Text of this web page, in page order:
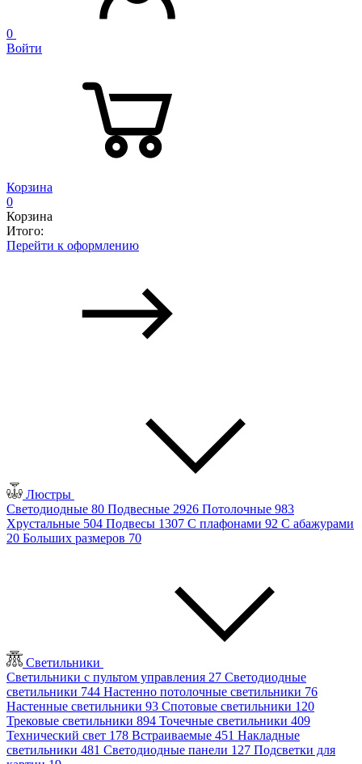
0
Войти
Корзина
0
Корзина
Итого:
Перейти к оформлению
Люстры
Светодиодные 80 Подвесные 2926 Потолочные 983
Хрустальные 504 Подвесы 1307 С плафонами 92 С абажурами
20 Больших размеров 70
Светильники
Светильники с пультом управления 27 Светодиодные
светильники 744 Настенно потолочные светильники 76
Настенные светильники 93 Спотовые светильники 120
Трековые светильники 894 Точечные светильники 409
Технический свет 178 Встраиваемые 451 Накладные
светильники 481 Светодиодные панели 127 Подсветки для